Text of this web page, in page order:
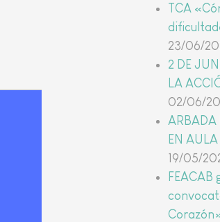
TCA
23/06/
2 DE
LA
02/06/
ARBADA
EN
19/05/